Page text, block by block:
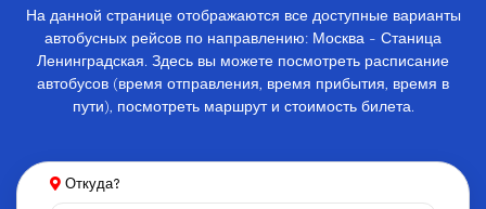
На данной странице отображаются все доступные варианты
автобусных рейсов по направлению: Москва - Станица
Ленинградская. Здесь вы можете посмотреть расписание
автобусов (время отправления, время прибытия, время в
пути), посмотреть маршрут и стоимость билета.
Откуда?